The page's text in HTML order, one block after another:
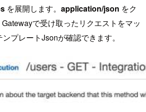
を展開します。 application/json をク
で受け取ったリクエストをマッ
プレートJsonが確認できます。